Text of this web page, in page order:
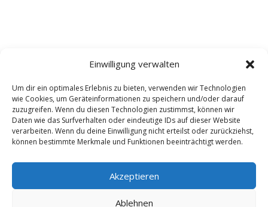
Einwilligung verwalten
Um dir ein optimales Erlebnis zu bieten, verwenden wir Technologien
wie Cookies, um Geräteinformationen zu speichern und/oder darauf
zuzugreifen. Wenn du diesen Technologien zustimmst, können wir
Daten wie das Surfverhalten oder eindeutige IDs auf dieser Website
verarbeiten. Wenn du deine Einwilligung nicht erteilst oder zurückziehst,
können bestimmte Merkmale und Funktionen beeinträchtigt werden.
Akzeptieren
Ablehnen
Kontakt Impressum
Datenschutz
Werbung buchen
AGB
Copyright 2025-2026 | Web24 Consulting AVO UG |
Alle Rechte vorbehalten *Werbehinweis: Die ist ein
Portal mit Infos zu Dienstleistern und Fachbetrieben
sowie einem Anbieterverzeichnis. Wenn Sie bei den
Werbepartnern ein Angebot anfordern oder etwas